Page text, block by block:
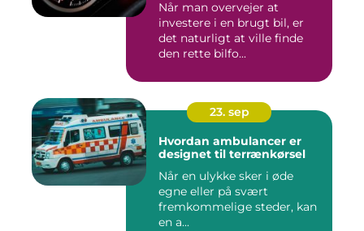
Når man overvejer at
investere i en brugt bil, er
det naturligt at ville finde
den rette bilfo...
23. sep
Hvordan ambulancer er
designet til terrænkørsel
Når en ulykke sker i øde
egne eller på svært
fremkommelige steder, kan
en a...